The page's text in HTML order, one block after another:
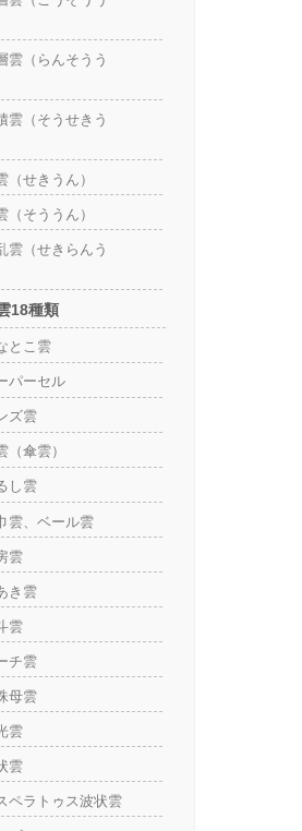
雲（らんそうう
雲（そうせきう
（せきうん）
（そううん）
雲（せきらんう
18種類
とこ雲
パーセル
ズ雲
（傘雲）
し雲
雲、ベール雲
雲
き雲
雲
チ雲
母雲
雲
雲
ペラトゥス波状雲